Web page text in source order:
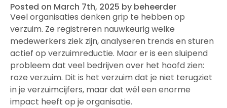
Posted on March 7th, 2025 by beheerder
Veel organisaties denken grip te hebben op
verzuim. Ze registreren nauwkeurig welke
medewerkers ziek zijn, analyseren trends en sturen
actief op verzuimreductie. Maar er is een sluipend
probleem dat veel bedrijven over het hoofd zien:
roze verzuim. Dit is het verzuim dat je niet terugziet
in je verzuimcijfers, maar dat wél een enorme
impact heeft op je organisatie.